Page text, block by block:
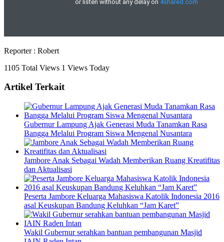
Reporter : Robert
1105 Total Views 1 Views Today
Artikel Terkait
Gubernur Lampung Ajak Generasi Muda Tanamkan Rasa
Bangga Melalui Program Siswa Mengenal Nusantara
Jambore Anak Sebagai Wadah Memberikan Ruang Kreatifitas
dan Aktualisasi
Peserta Jambore Keluarga Mahasiswa Katolik Indonesia 2016
asal Keuskupan Bandung Keluhkan “Jam Karet”
Wakil Gubernur serahkan bantuan pembangunan Masjid